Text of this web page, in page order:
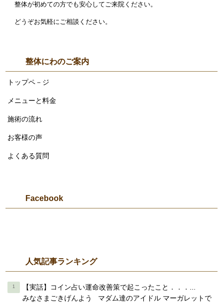
整体が初めての方でも安心してご来院ください。
どうぞお気軽にご相談ください。
整体にわのご案内
トップペ－ジ
メニューと料金
施術の流れ
お客様の声
よくある質問
Facebook
人気記事ランキング
【実話】コイン占い運命改善策で起こったこと．．．...
みなさまごきげんよう マダム達のアイドル マーガレットで